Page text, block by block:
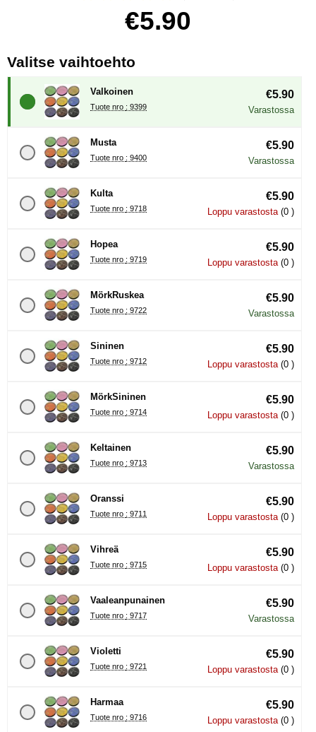
hinta
€5.90
Valitse vaihtoehto
Valkoinen
Tuote nro : 9399
€5.90
Varastossa
Musta
Tuote nro : 9400
€5.90
Varastossa
Kulta
Tuote nro : 9718
€5.90
Loppu varastosta (0 )
Hopea
Tuote nro : 9719
€5.90
Loppu varastosta (0 )
MörkRuskea
Tuote nro : 9722
€5.90
Varastossa
Sininen
Tuote nro : 9712
€5.90
Loppu varastosta (0 )
MörkSininen
Tuote nro : 9714
€5.90
Loppu varastosta (0 )
Keltainen
Tuote nro : 9713
€5.90
Varastossa
Oranssi
Tuote nro : 9711
€5.90
Loppu varastosta (0 )
Vihreä
Tuote nro : 9715
€5.90
Loppu varastosta (0 )
Vaaleanpunainen
Tuote nro : 9717
€5.90
Varastossa
Violetti
Tuote nro : 9721
€5.90
Loppu varastosta (0 )
Harmaa
Tuote nro : 9716
€5.90
Loppu varastosta (0 )